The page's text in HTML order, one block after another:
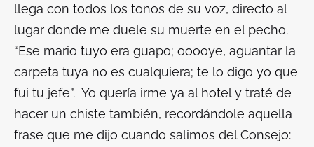
llega con todos los tonos de su voz, directo al
lugar donde me duele su muerte en el pecho.
“Ese mario tuyo era guapo; ooooye, aguantar la
carpeta tuya no es cualquiera; te lo digo yo que
fui tu jefe”. Yo quería irme ya al hotel y traté de
hacer un chiste también, recordándole aquella
frase que me dijo cuando salimos del Consejo: